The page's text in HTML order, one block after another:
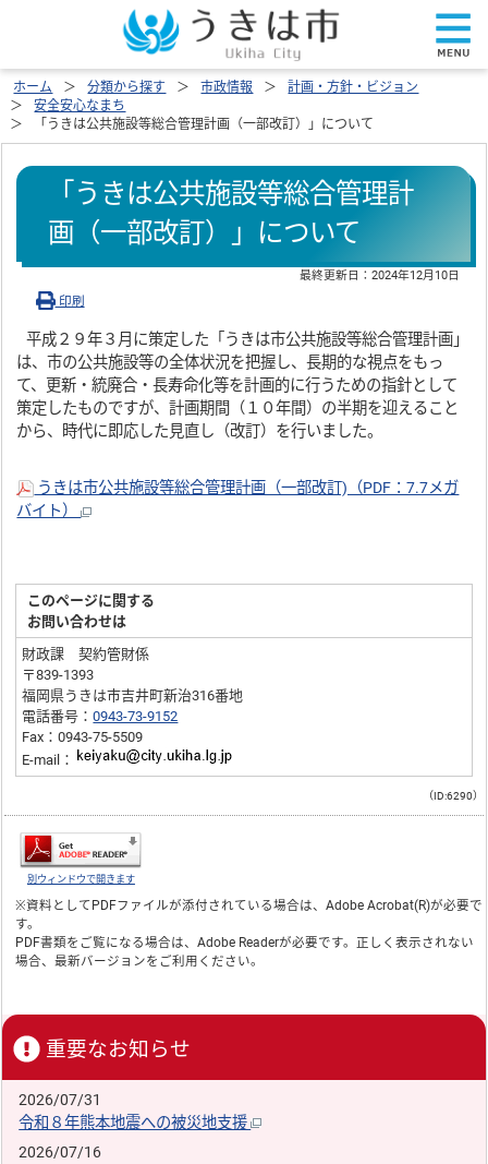
ホーム 分類から探す 市政情報
計画・方針・ビジョン
安全安心なまち
「うきは公共施設等総合管理計画（一部改訂）」について
「うきは公共施設等総合管理計
画（一部改訂）」について
最終更新日：2024年12月10日
印刷
平成２９年３月に策定した「うきは市公共施設等総合管理計画」
は、市の公共施設等の全体状況を把握し、長期的な視点をもっ
て、更新・統廃合・長寿命化等を計画的に行うための指針として
策定したものですが、計画期間（１０年間）の半期を迎えること
から、時代に即応した見直し（改訂）を行いました。
うきは市公共施設等総合管理計画（一部改訂)（PDF：7.7メガ
バイト）
このページに関する
お問い合わせは
財政課 契約管財係
〒839-1393
福岡県うきは市吉井町新治316番地
電話番号：0943-73-9152
Fax：0943-75-5509
E-mail：
（ID:6290）
別ウィンドウで開きます
※資料としてPDFファイルが添付されている場合は、Adobe Acrobat(R)が必要で
す。
PDF書類をご覧になる場合は、Adobe Readerが必要です。正しく表示されない
場合、最新バージョンをご利用ください。
重要なお知らせ
2026/07/31
令和８年熊本地震への被災地支援
2026/07/16